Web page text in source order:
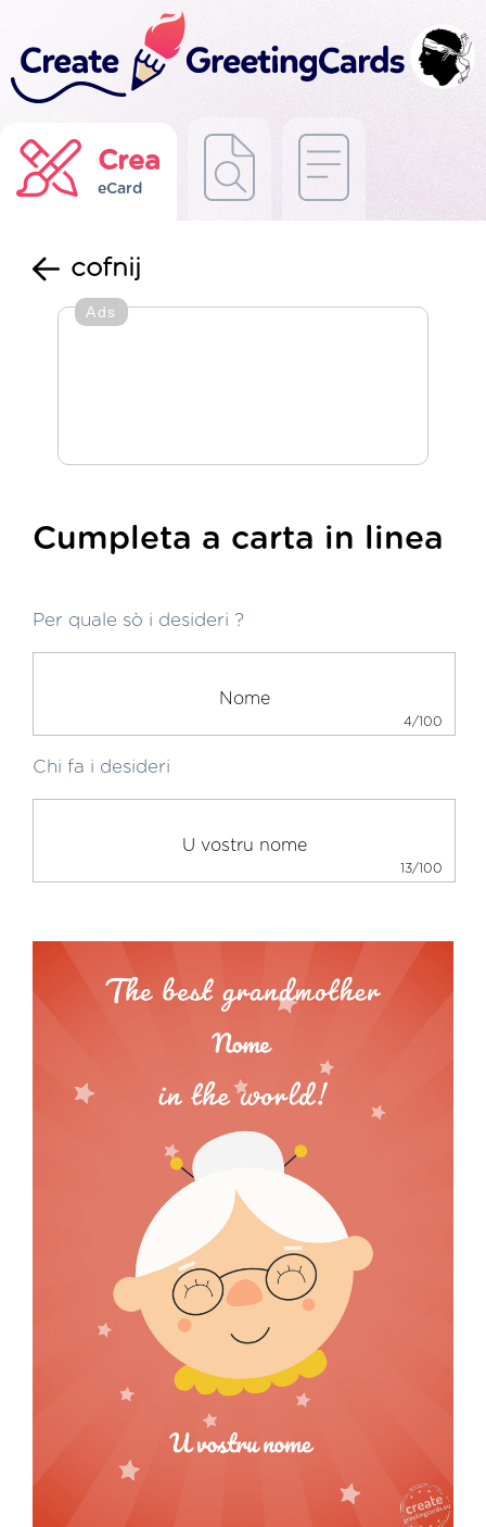
Crea
eCard
cofnij
Ads
Cumpleta a carta in linea
Per quale sò i desideri ?
4/100
Chi fa i desideri
13/100